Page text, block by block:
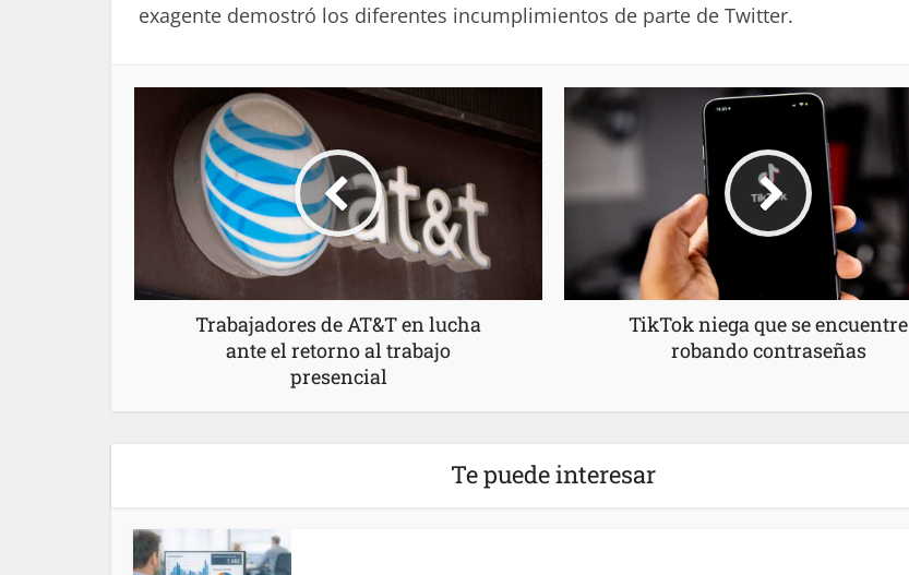
exagente demostró los diferentes incumplimientos de parte de Twitter.
Trabajadores de AT&T en lucha
ante el retorno al trabajo
presencial
TikTok niega que se encuentre
robando contraseñas
Te puede interesar